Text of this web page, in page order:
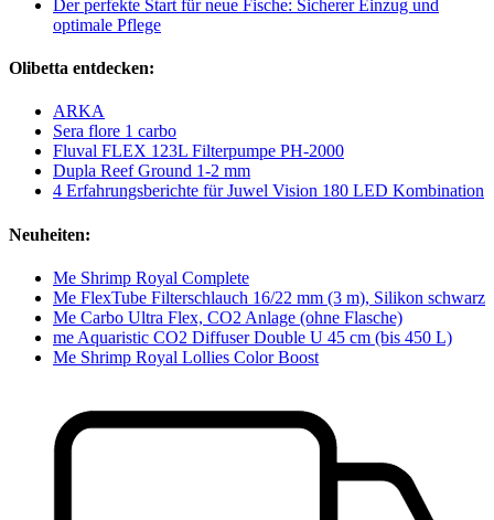
Der perfekte Start für neue Fische: Sicherer Einzug und
optimale Pflege
Olibetta entdecken:
ARKA
Sera flore 1 carbo
Fluval FLEX 123L Filterpumpe PH-2000
Dupla Reef Ground 1-2 mm
4 Erfahrungsberichte für Juwel Vision 180 LED Kombination
Neuheiten:
Me Shrimp Royal Complete
Me FlexTube Filterschlauch 16/22 mm (3 m), Silikon schwarz
Me Carbo Ultra Flex, CO2 Anlage (ohne Flasche)
me Aquaristic CO2 Diffuser Double U 45 cm (bis 450 L)
Me Shrimp Royal Lollies Color Boost